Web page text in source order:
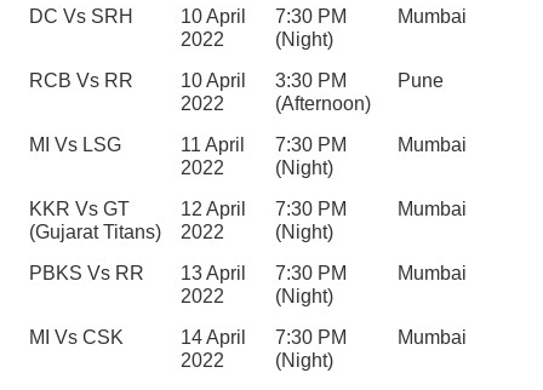
DC Vs SRH
10 April
2022
7:30 PM
(Night)
Mumbai
RCB Vs RR
10 April
2022
3:30 PM
(Afternoon)
Pune
MI Vs LSG
11 April
2022
7:30 PM
(Night)
Mumbai
KKR Vs GT
(Gujarat Titans)
12 April
2022
7:30 PM
(Night)
Mumbai
PBKS Vs RR
13 April
2022
7:30 PM
(Night)
Mumbai
MI Vs CSK
14 April
2022
7:30 PM
(Night)
Mumbai